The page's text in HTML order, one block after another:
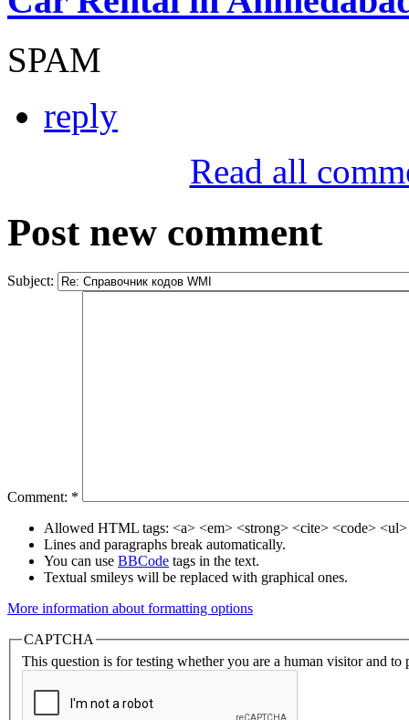
SPAM
reply
Read all
Post new comment
Subject:
Comment: *
Allowed HTML tags: <a> <em> <strong> <cite> <code>
Lines and paragraphs break automatically.
You can use BBCode tags in the text.
Textual smileys will be replaced with graphical ones.
More information about formatting options
CAPTCHA
This question is for testing whether you are a human visitor and to